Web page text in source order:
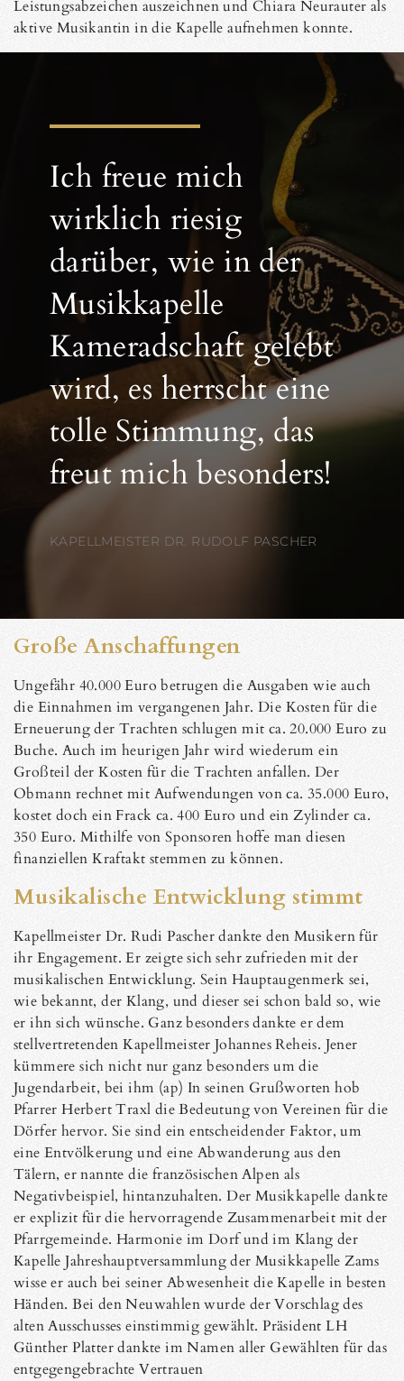
Leistungsabzeichen auszeichnen und Chiara Neurauter als
aktive Musikantin in die Kapelle aufnehmen konnte.
Ich freue mich
wirklich riesig
darüber, wie in der
Musikkapelle
Kameradschaft gelebt
wird, es herrscht eine
tolle Stimmung, das
freut mich besonders!
KAPELLMEISTER DR. RUDOLF PASCHER
Große Anschaffungen
Ungefähr 40.000 Euro betrugen die Ausgaben wie auch
die Einnahmen im vergangenen Jahr. Die Kosten für die
Erneuerung der Trachten schlugen mit ca. 20.000 Euro zu
Buche. Auch im heurigen Jahr wird wiederum ein
Großteil der Kosten für die Trachten anfallen. Der
Obmann rechnet mit Aufwendungen von ca. 35.000 Euro,
kostet doch ein Frack ca. 400 Euro und ein Zylinder ca.
350 Euro. Mithilfe von Sponsoren hoffe man diesen
finanziellen Kraftakt stemmen zu können.
Musikalische Entwicklung stimmt
Kapellmeister Dr. Rudi Pascher dankte den Musikern für
ihr Engagement. Er zeigte sich sehr zufrieden mit der
musikalischen Entwicklung. Sein Hauptaugenmerk sei,
wie bekannt, der Klang, und dieser sei schon bald so, wie
er ihn sich wünsche. Ganz besonders dankte er dem
stellvertretenden Kapellmeister Johannes Reheis. Jener
kümmere sich nicht nur ganz besonders um die
Jugendarbeit, bei ihm (ap) In seinen Grußworten hob
Pfarrer Herbert Traxl die Bedeutung von Vereinen für die
Dörfer hervor. Sie sind ein entscheidender Faktor, um
eine Entvölkerung und eine Abwanderung aus den
Tälern, er nannte die französischen Alpen als
Negativbeispiel, hintanzuhalten. Der Musikkapelle dankte
er explizit für die hervorragende Zusammenarbeit mit der
Pfarrgemeinde. Harmonie im Dorf und im Klang der
Kapelle Jahreshauptversammlung der Musikkapelle Zams
wisse er auch bei seiner Abwesenheit die Kapelle in besten
Händen. Bei den Neuwahlen wurde der Vorschlag des
alten Ausschusses einstimmig gewählt. Präsident LH
Günther Platter dankte im Namen aller Gewählten für das
entgegengebrachte Vertrauen